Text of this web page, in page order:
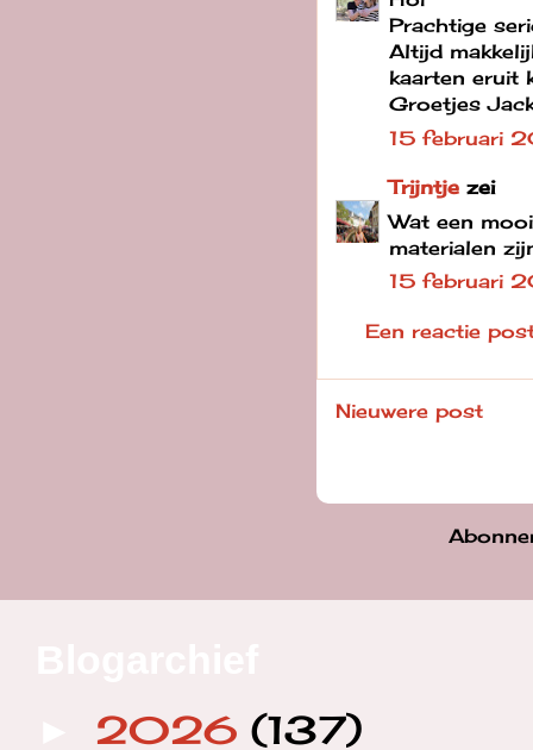
Prachtige
Altijd
kaarten eruit
Groetjes
15 februari
Trijntje zei
Wat een
materialen
15 februari
Een reactie
Nieuwere post
2026 (137)